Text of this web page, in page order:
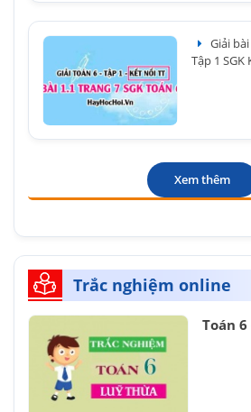
Giải
Tập 1
Xem thêm
Trắc nghiệm online
Toán